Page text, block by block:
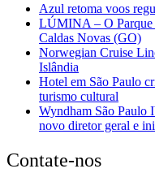
Azul retoma voos
LÚMINA – O Parque
Caldas Novas (GO)
Norwegian Cruise
Islândia
Hotel em São Paulo
turismo cultural
Wyndham São Paulo
novo diretor geral e
Contate-nos